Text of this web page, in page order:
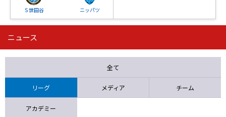
Ｓ世田谷 ニッパツ
第16節 09/05 (土) 15:00
ニッパツ 石人の星
ニュース
全て
リーグ メディア チーム
アカデミー